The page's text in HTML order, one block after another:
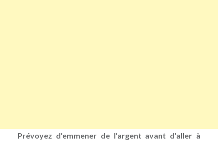
Prévoyez d’emmener de l’argent avant d’aller à